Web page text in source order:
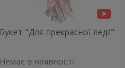
Букет "Для прекрасної леді!"
Немає в наявності